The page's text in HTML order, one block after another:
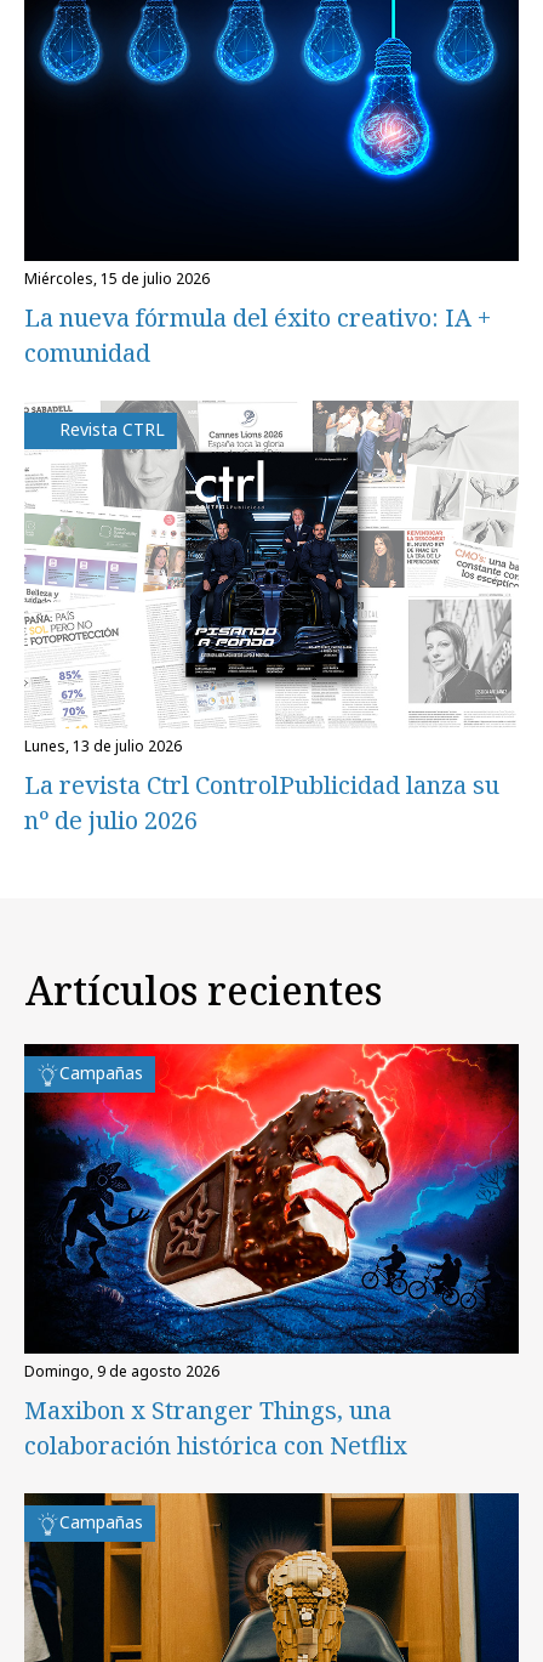
miércoles, 15 de julio 2026
La nueva fórmula del éxito creativo: IA +
comunidad
Revista CTRL
lunes, 13 de julio 2026
La revista Ctrl ControlPublicidad lanza su
nº de julio 2026
Artículos recientes
Campañas
domingo, 9 de agosto 2026
Maxibon x Stranger Things, una
colaboración histórica con Netflix
Campañas